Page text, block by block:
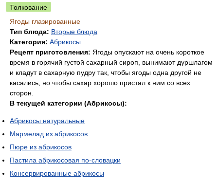
Толкование
Ягоды глазированные
Тип блюда: Вторые блюда
Категория: Абрикосы
Рецепт приготовления: Ягоды опускают на очень короткое
время в горячий густой сахарный сироп, вынимают дуршлагом
и кладут в сахарную пудру так, чтобы ягоды одна другой не
касались, но чтобы сахар хорошо пристал к ним со всех
сторон.
В текущей категории (Абрикосы):
Абрикосы натуральные
Мармелад из абрикосов
Пюре из абрикосов
Пастила абрикосовая по-словацки
Консервированные абрикосы